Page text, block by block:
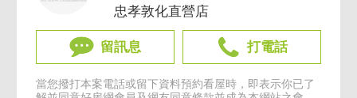
忠孝敦化直營店
留訊息 打電話
當您撥打本案電話或留下資料預約看屋時，即表示你已了